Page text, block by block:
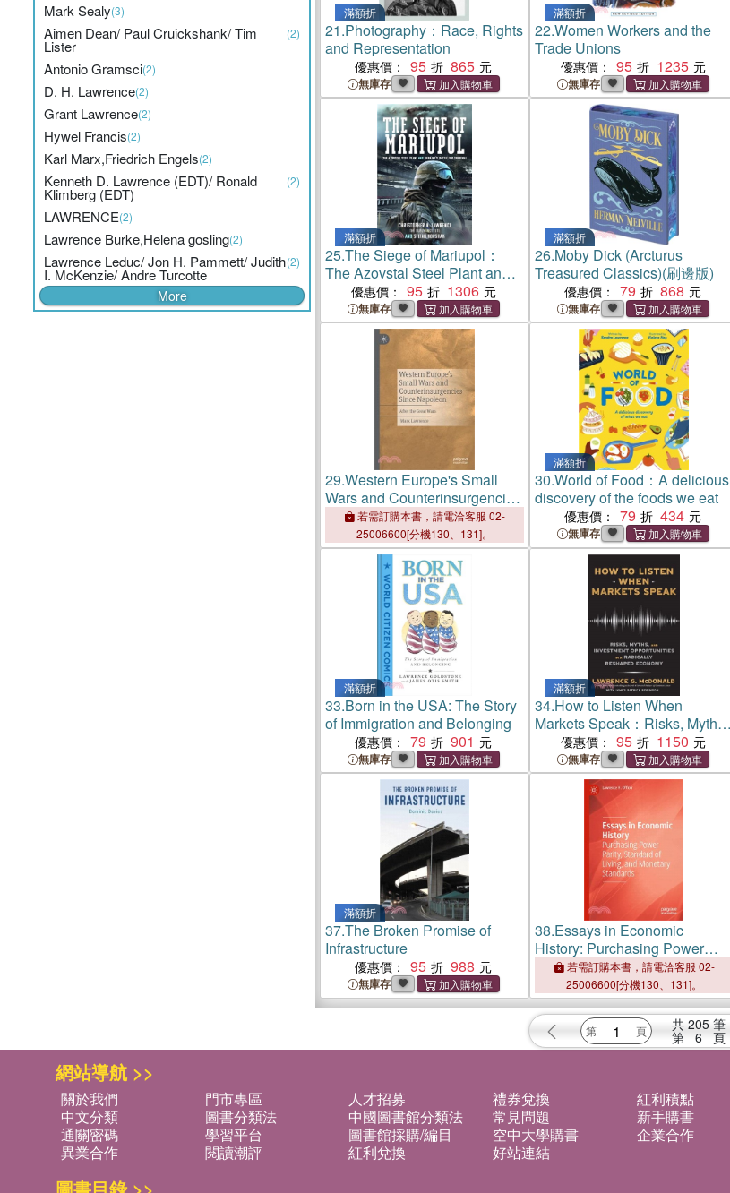
Mark Sealy(3)
Aimen Dean/ Paul Cruickshank/ Tim
Lister
(2)
Antonio Gramsci(2)
D. H. Lawrence(2)
Grant Lawrence(2)
Hywel Francis(2)
Karl Marx,Friedrich Engels(2)
Kenneth D. Lawrence (EDT)/ Ronald
Klimberg (EDT)
(2)
LAWRENCE(2)
Lawrence Burke,Helena gosling(2)
Lawrence Leduc/ Jon H. Pammett/ Judith
I. McKenzie/ Andre Turcotte
(2)
More
滿額折
21.Photography：Race, Rights
and Representation
優惠價： 95 865
無庫存
滿額折
22.Women Workers and the
Trade Unions
優惠價： 95 1235
無庫存
滿額折
25.The Siege of Mariupol：
The Azovstal Steel Plant and
Ukraine's Battle for Survival
優惠價： 95 1306
無庫存
滿額折
26.Moby Dick (Arcturus
Treasured Classics)(刷邊版)
優惠價： 79 868
無庫存
29.Western Europe's Small
Wars and Counterinsurgencies
Since Napoleon: After the
Great Wars
若需訂購本書，請電洽客服 02-
25006600[分機130、131]。
滿額折
30.World of Food：A delicious
discovery of the foods we eat
優惠價： 79 434
無庫存
滿額折
33.Born in the USA: The Story
of Immigration and Belonging
優惠價： 79 901
無庫存
滿額折
34.How to Listen When
Markets Speak：Risks, Myths
and Investment Opportunities
in a Radically Reshaped
Economy
優惠價： 95 1150
無庫存
滿額折
37.The Broken Promise of
Infrastructure
優惠價： 95 988
無庫存
38.Essays in Economic
History: Purchasing Power
Parity, Standard of Living, and
Monetary Standards
若需訂購本書，請電洽客服 02-
25006600[分機130、131]。
共 205 筆
第 6 頁
網站導航 >>
關於我們 門市專區 人才招募 禮券兌換
紅利積點
中文分類
圖書分類法 中國圖書館分類法 常見問題
新手購書
通關密碼
學習平台 圖書館採購/編目 空中大學購書
企業合作
異業合作
閱讀潮評 紅利兌換 好站連結